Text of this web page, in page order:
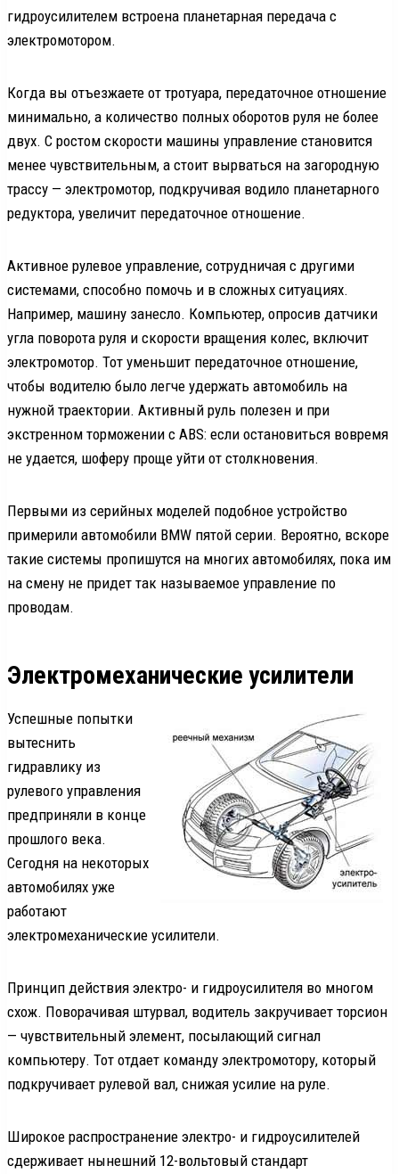
гидроусилителем встроена планетарная передача с
электромотором.
Когда вы отъезжаете от тротуара, передаточное отношение
минимально, а количество полных оборотов руля не более
двух. С ростом скорости машины управление становится
менее чувствительным, а стоит вырваться на загородную
трассу — электромотор, подкручивая водило планетарного
редуктора, увеличит передаточное отношение.
Активное рулевое управление, сотрудничая с другими
системами, способно помочь и в сложных ситуациях.
Например, машину занесло. Компьютер, опросив датчики
угла поворота руля и скорости вращения колес, включит
электромотор. Тот уменьшит передаточное отношение,
чтобы водителю было легче удержать автомобиль на
нужной траектории. Активный руль полезен и при
экстренном торможении с АBS: если остановиться вовремя
не удается, шоферу проще уйти от столкновения.
Первыми из серийных моделей подобное устройство
примерили автомобили BMW пятой серии. Вероятно, вскоре
такие системы пропишутся на многих автомобилях, пока им
на смену не придет так называемое управление по
проводам.
Электромеханические усилители
Успешные попытки
вытеснить
гидравлику из
рулевого управления
предприняли в конце
прошлого века.
Сегодня на некоторых
автомобилях уже
работают
электромеханические усилители.
Принцип действия электро- и гидроусилителя во многом
схож. Поворачивая штурвал, водитель закручивает торсион
— чувствительный элемент, посылающий сигнал
компьютеру. Тот отдает команду электромотору, который
подкручивает рулевой вал, снижая усилие на руле.
Широкое распространение электро- и гидроусилителей
сдерживает нынешний 12-вольтовый стандарт